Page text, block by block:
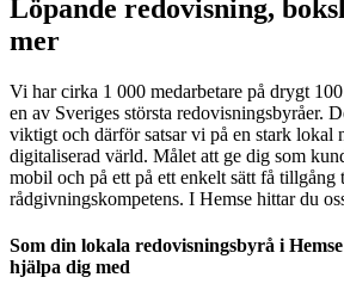
Löpande redovisning,
mer
Vi har cirka 1 000 medarbetare på drygt
en av Sveriges största redovisningsbyråer.
viktigt och därför satsar vi på en stark lokal
digitaliserad värld. Målet att ge dig som
mobil och på ett på ett enkelt sätt få
rådgivningskompetens. I Hemse hittar du
Som din lokala redovisningsbyrå i
hjälpa dig med